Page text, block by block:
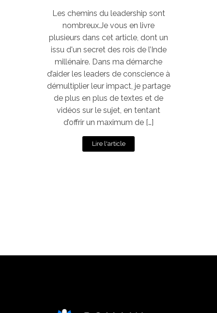
Les chemins du leadership sont
nombreux.Je vous en livre
plusieurs dans cet article, dont un
issu d'un secret des rois de l’Inde
millénaire. Dans ma démarche
d’aider les leaders de conscience à
démultiplier leur impact, je partage
de plus en plus de textes et de
vidéos sur le sujet, en tentant
d’offrir un maximum de […]
Lire l'article